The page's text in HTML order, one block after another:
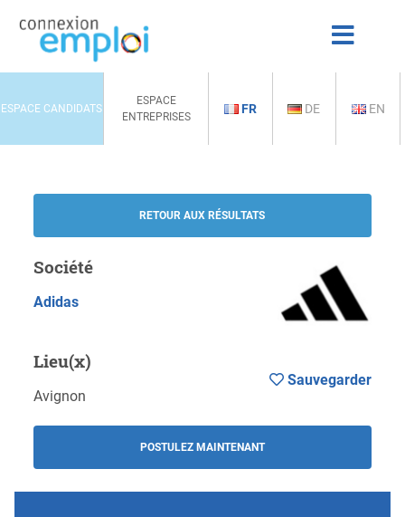
ESPACE CANDIDATS
ESPACE
ENTREPRISES
FR DE EN
RETOUR AUX RÉSULTATS
Société
Adidas
Lieu(x)
Avignon
POSTULEZ MAINTENANT
Sauvegarder